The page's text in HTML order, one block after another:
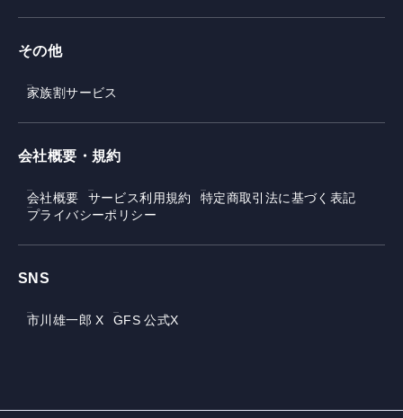
その他
家族割サービス
会社概要・規約
会社概要 サービス利用規約
特定商取引法に基づく表記
プライバシーポリシー
SNS
市川雄一郎 X GFS 公式X